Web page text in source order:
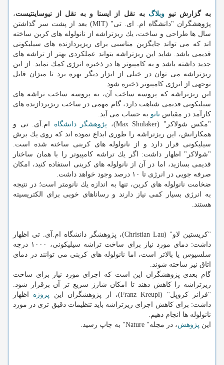
به گزارش نیو وبلاگ به نقل از ایسنا و به نقل از نیوساینتیست،
پژوهشگران "دانشگاه ام. ای. تی" (MIT) بعد از پشت سر گذاشتن
سال ها طراحی و ساخت، یك ریزتراشه از نانولوله های كربن ساخته
اند كه می تواند جایگزین مناسبی برای ریزپردازنده های سیلیكونی
قدیمی باشد. شاید این ریزتراشه بتواند عملكردی بهتر از تراشه های
جدید داشته باشد و به كامپیوتر ها در ذخیره انرژی كمك نماید. از این
ریزتراشه می توان در خیلی از ابزار دیگر بهره برد تا میزان قابل
توجهی از انرژی كامپیوتر ذخیره شود.
این ریزتراشه كه پروسه ساخت آن، به پروسه ساخت تراشه های
سیلیكونی قدیمی شباهت دارد، گام مهمی در ساخت ریزپردازنده های
كارآمد در مقیاس نانو به حساب می آید.
"مكس شولاكر" (Max Shulaker)،
پژوهشگر دانشگاه ام.آی. تی و
همكارانش، این ریزتراشه را طوری ابداع نموده اند كه روی یك برش
سیلیكونی قرار دارد و از نانولوله های كربنی ساخته شده است.
"شولاكر" اظهار داشت: اگر یك تراشه كامپیوتر را با همان ساختار
قدیمی بسازید، اما در آن از نانولوله های كربنی استفاده كنید، امكان
صرفه جویی در انرژی تا ۱۰ درصد وجود خواهد داشت.
ضخامت نانولوله های كربن، تنها به اندازه یك نانومتر است؛ در نتیجه
به انرژی بسیار كمی نیاز دارند و رساناهای خوبی برای الكتریسیته
هستند.
"كریستین لاو" (Christian Lau)، پژوهشگر دانشگاه ام.آی. تی اظهار
داشت: دمای مورد نیاز برای ساخت تراشه سیلیكونی، ۱۰۰۰ درجه
سلسیوس یا بالاتر است، اما نانولوله های كربنی می توانند در دمای
اتاق نیز ساخته شوند.
گام بعدی پژوهشگران این است كه اجزای مورد نیاز برای ساخت
ریزتراشه را كاهش دهند تا امكان شارژ سریع تر آن برقرار شود.
"فرانز كروپل" (Franz Kreupl)، از پژوهشگران این
پروژه اظهار
داشت: برای كاهش اجزای ریزتراشه باید تنظیمات دقیق تری در مورد
نانولوله ها انجام دهیم.
این پژوهش، در مجله" Nature" به چاپ رسید.